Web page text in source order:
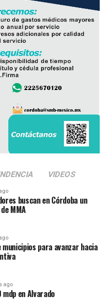
VIDEOS
buscan en Córdoba un
MMA
para avanzar hacia
ago
en Alvarado